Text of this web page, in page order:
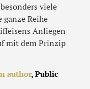
viele
Reihe
Anliegen
mit dem Prinzip
author, Public